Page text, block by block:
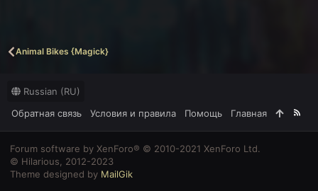
Animal Bikes {Magick}
Russian (RU)
Обратная связь
Условия и правила Помощь Главная
R
S
Forum software by XenForo® © 2010-2021 XenForo Ltd.
© Hilarious, 2012-2023
Theme designed by MailGik